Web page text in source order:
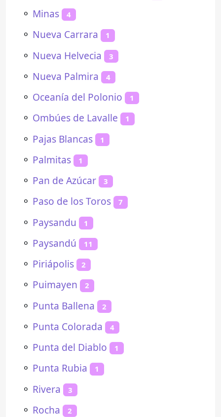
⚬ Minas 4
⚬ Nueva Carrara 1
⚬ Nueva Helvecia 3
⚬ Nueva Palmira 4
⚬ Oceanía del Polonio 1
⚬ Ombúes de Lavalle 1
⚬ Pajas Blancas 1
⚬ Palmitas 1
⚬ Pan de Azúcar 3
⚬ Paso de los Toros 7
⚬ Paysandu 1
⚬ Paysandú 11
⚬ Piriápolis 2
⚬ Puimayen 2
⚬ Punta Ballena 2
⚬ Punta Colorada 4
⚬ Punta del Diablo 1
⚬ Punta Rubia 1
⚬ Rivera 3
⚬ Rocha 2